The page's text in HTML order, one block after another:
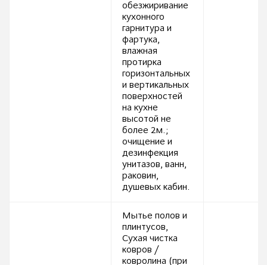
обезжиривание
кухонного
гарнитура и
фартука,
влажная
протирка
горизонтальных
и вертикальных
поверхностей
на кухне
высотой не
более 2м.;
очищение и
дезинфекция
унитазов, ванн,
раковин,
душевых кабин.
Мытье полов и
плинтусов,
Сухая чистка
ковров /
ковролина (при